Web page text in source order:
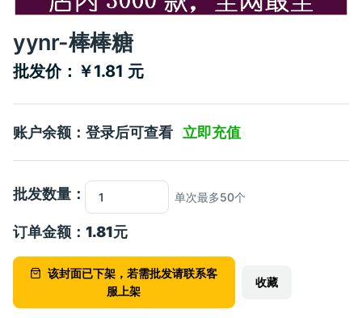
yynr-棒棒糖
批发价：￥1.81 元
账户余额：登录后可查看 立即充值
批发数量： 单次最多50个
订单金额： 1.81元
该封面已下架，若需批发请联系客
服上架
收藏